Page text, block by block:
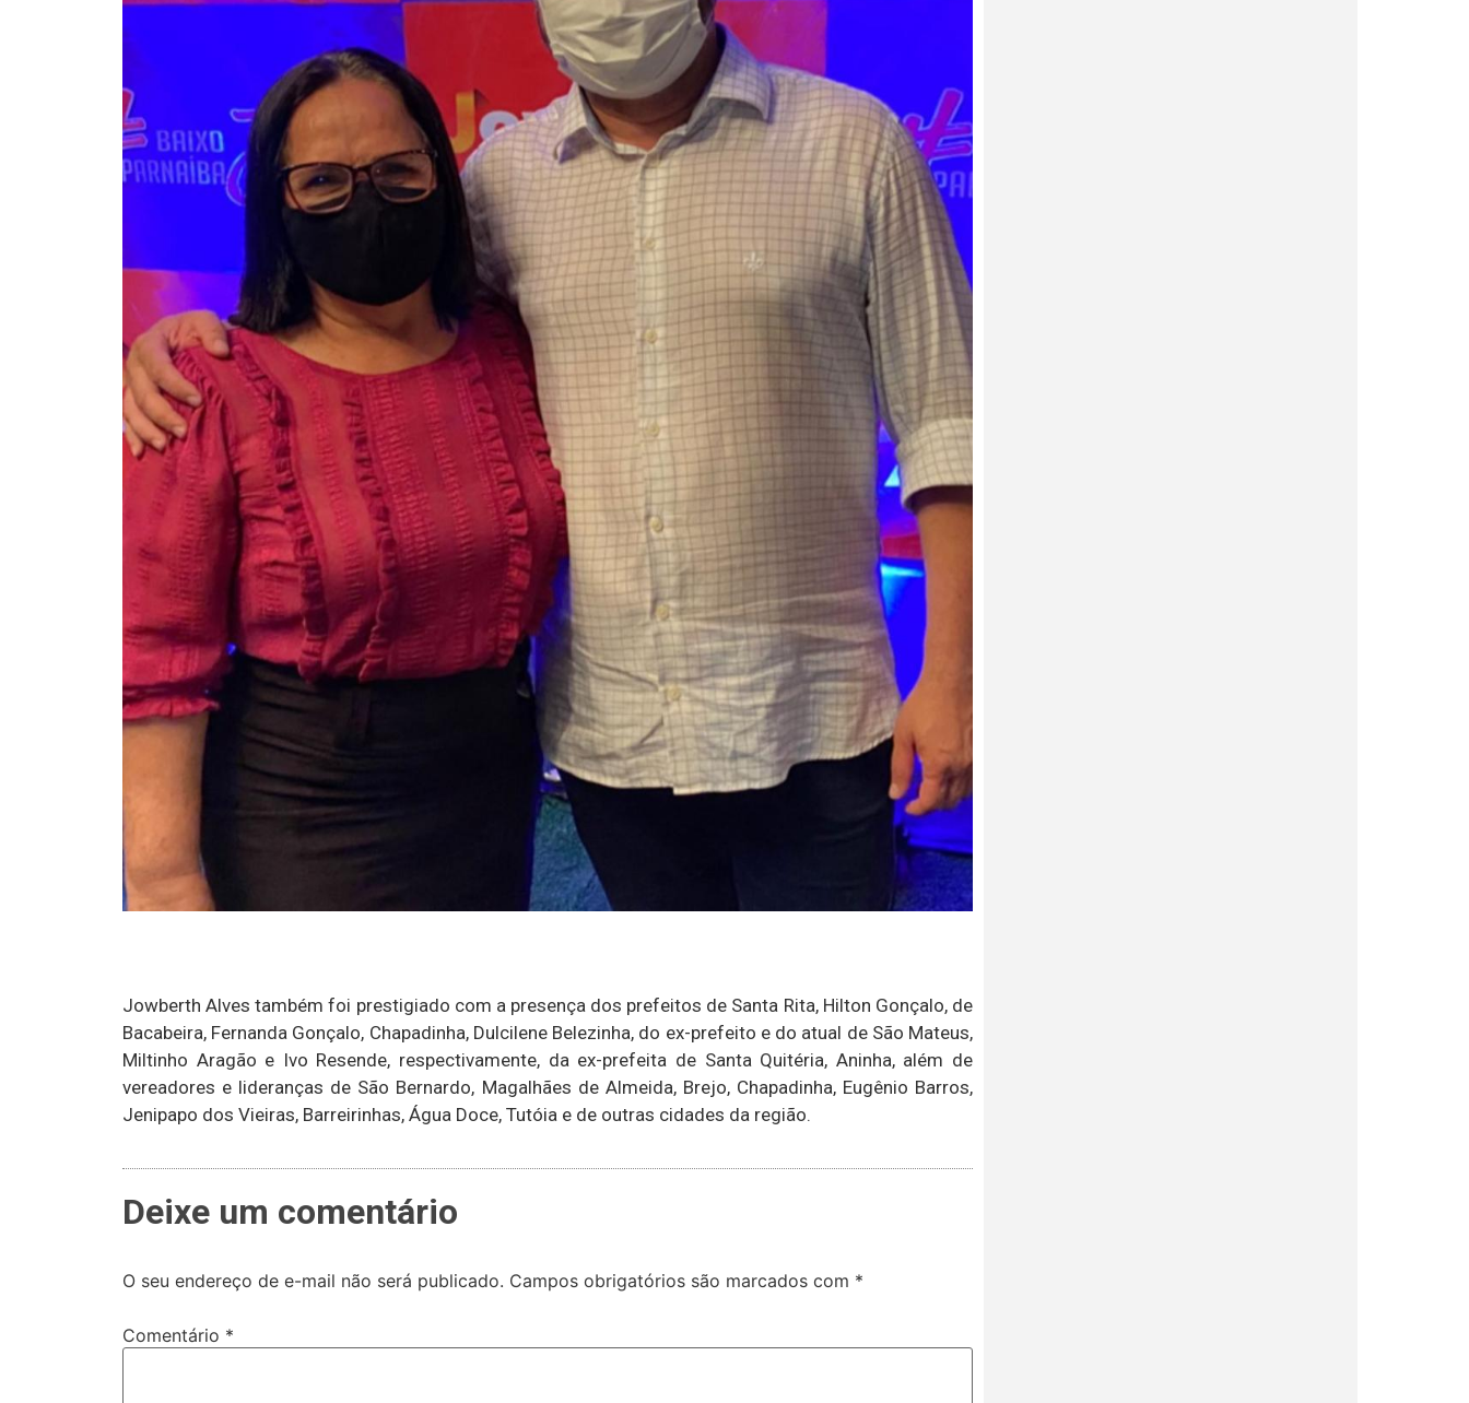
Jowberth Alves também foi prestigiado com a presença dos prefeitos de Santa Rita, Hilton Gonçalo, de
Bacabeira, Fernanda Gonçalo, Chapadinha, Dulcilene Belezinha, do ex-prefeito e do atual de São Mateus,
Miltinho Aragão e Ivo Resende, respectivamente, da ex-prefeita de Santa Quitéria, Aninha, além de
vereadores e lideranças de São Bernardo, Magalhães de Almeida, Brejo, Chapadinha, Eugênio Barros,
Jenipapo dos Vieiras, Barreirinhas, Água Doce, Tutóia e de outras cidades da região.
Deixe um comentário
O seu endereço de e-mail não será publicado. Campos obrigatórios são marcados com *
Comentário *